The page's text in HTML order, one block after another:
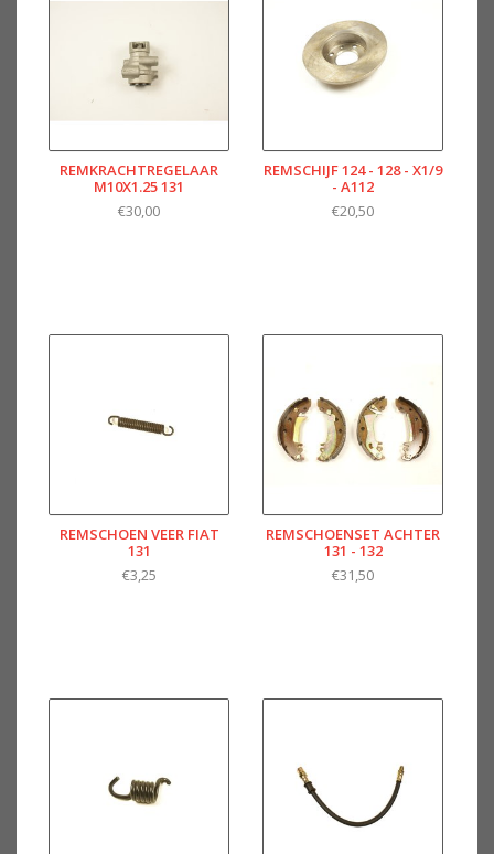
REMKRACHTREGELAAR
M10X1.25 131
€30,00
REMSCHIJF 124 - 128 - X1/9
- A112
€20,50
REMSCHOEN VEER FIAT
131
€3,25
REMSCHOENSET ACHTER
131 - 132
€31,50